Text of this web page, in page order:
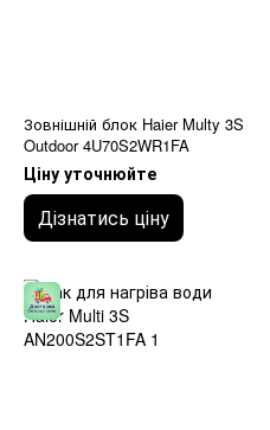
Зовнішній блок Haier Multy 3S
Outdoor 4U70S2WR1FA
Ціну уточнюйте
Дізнатись ціну